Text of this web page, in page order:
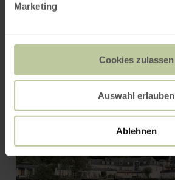
Marketing
Cookies zulassen
Auswahl erlauben
Ablehnen
Das könnte Sie auch
interessieren